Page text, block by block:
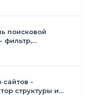
поисковой
фильтр,
сайтов -
структуры и